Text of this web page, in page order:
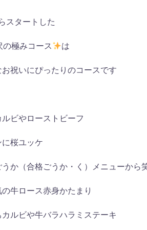
スタートした
の極みコース は
お祝いにぴったりのコースです
ビやローストビーフ
桜ユッケ
か（合格ごうか・く）メニューから
牛ロース赤身かたまり
カルビや牛バラハラミステーキ